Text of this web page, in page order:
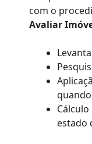
com o
Avaliar
estado